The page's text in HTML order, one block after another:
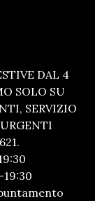
DAL 4
SOLO SU
SERVIZIO